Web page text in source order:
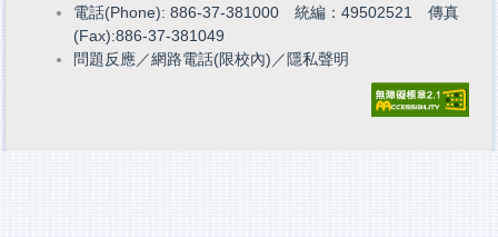
電話(Phone): 886-37-381000 統編：49502521 傳真
(Fax):886-37-381049
問題反應／網路電話(限校內)／ 隱私聲明